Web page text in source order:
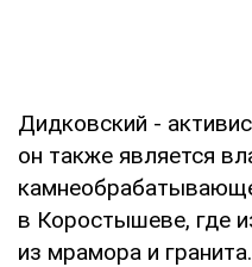
Дидковский -
он также является
в Коростышеве, где
из мрамора и гранита.